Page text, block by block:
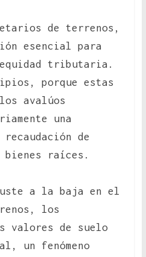
de terrenos,
esencial para
tributaria.
porque estas
avalúos
una
de
bienes raíces.
a la baja en el
los
valores de suelo
un fenómeno